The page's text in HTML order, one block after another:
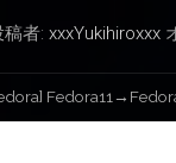
稿者: xxxYukihiroxxx